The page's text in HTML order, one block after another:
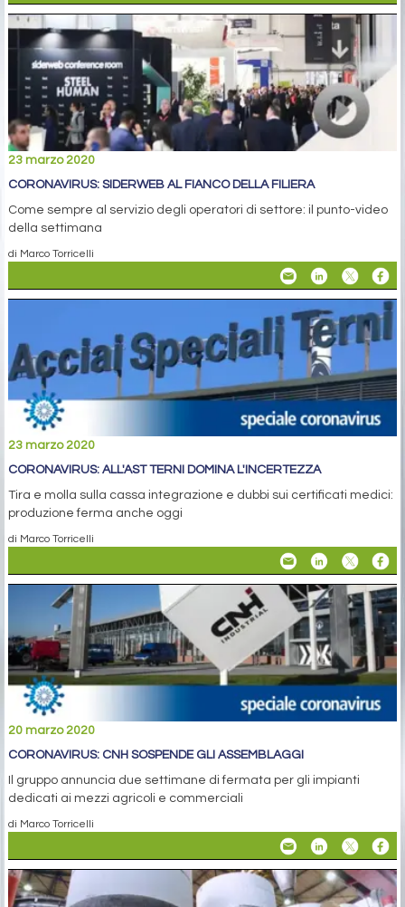
23 marzo 2020
CORONAVIRUS: SIDERWEB AL FIANCO DELLA FILIERA
Come sempre al servizio degli operatori di settore: il punto-video
della settimana
di Marco Torricelli
23 marzo 2020
CORONAVIRUS: ALL'AST TERNI DOMINA L'INCERTEZZA
Tira e molla sulla cassa integrazione e dubbi sui certificati medici:
produzione ferma anche oggi
di Marco Torricelli
20 marzo 2020
CORONAVIRUS: CNH SOSPENDE GLI ASSEMBLAGGI
Il gruppo annuncia due settimane di fermata per gli impianti
dedicati ai mezzi agricoli e commerciali
di Marco Torricelli